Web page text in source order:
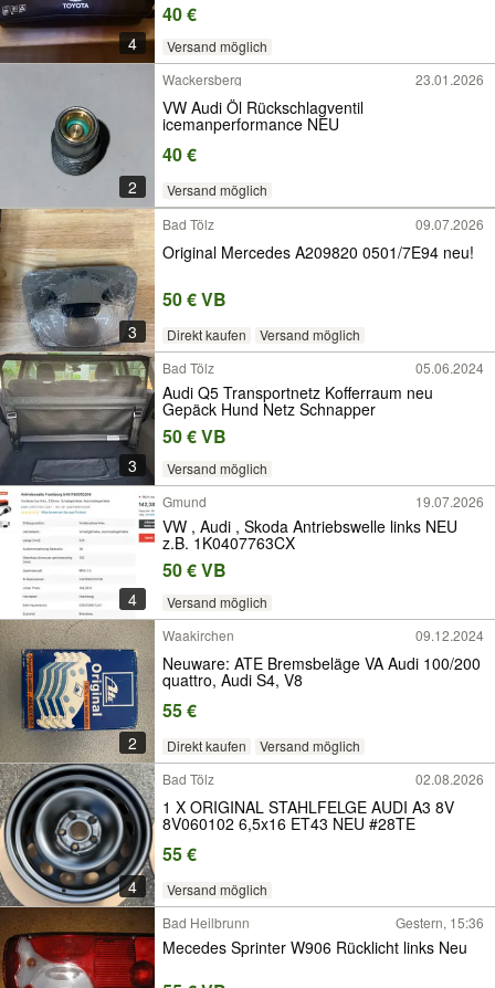
4
40 €
Versand möglich
2
Wackersberg 23.01.2026
VW Audi Öl Rückschlagventil
icemanperformance NEU
40 €
Versand möglich
3
Bad Tölz 09.07.2026
Original Mercedes A209820 0501/7E94 neu!
50 € VB
Direkt kaufen Versand möglich
3
Bad Tölz 05.06.2024
Audi Q5 Transportnetz Kofferraum neu
Gepäck Hund Netz Schnapper
50 € VB
Versand möglich
4
Gmund 19.07.2026
VW , Audi , Skoda Antriebswelle links NEU
z.B. 1K0407763CX
50 € VB
Versand möglich
2
Waakirchen 09.12.2024
Neuware: ATE Bremsbeläge VA Audi 100/200
quattro, Audi S4, V8
55 €
Direkt kaufen Versand möglich
4
Bad Tölz 02.08.2026
1 X ORIGINAL STAHLFELGE AUDI A3 8V
8V060102 6,5x16 ET43 NEU #28TE
55 €
Versand möglich
Bad Heilbrunn
Gestern, 15:36
Mecedes Sprinter W906 Rücklicht links Neu